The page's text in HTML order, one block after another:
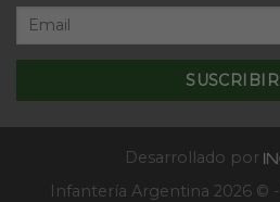
cursos
de
Escuela
de
Desarrollado por
Infantería Argentina 2026 © -